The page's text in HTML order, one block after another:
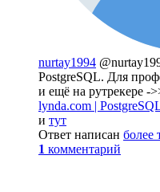
nurtay1994
PostgreSQL. Для
и ещё на рутрекере -
lynda.com |
и тут
Ответ написан более
1 комментарий